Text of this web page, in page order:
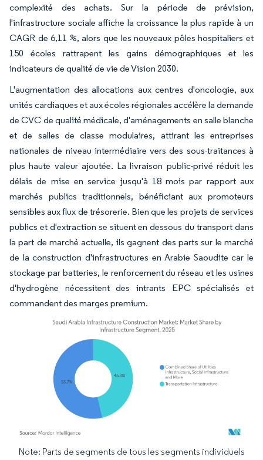
complexité des achats. Sur la période de prévision,
l'infrastructure sociale affiche la croissance la plus rapide à un
CAGR de 6,11 %, alors que les nouveaux pôles hospitaliers et
150 écoles rattrapent les gains démographiques et les
indicateurs de qualité de vie de Vision 2030.
L'augmentation des allocations aux centres d'oncologie, aux
unités cardiaques et aux écoles régionales accélère la demande
de CVC de qualité médicale, d'aménagements en salle blanche
et de salles de classe modulaires, attirant les entreprises
nationales de niveau intermédiaire vers des sous-traitances à
plus haute valeur ajoutée. La livraison public-privé réduit les
délais de mise en service jusqu'à 18 mois par rapport aux
marchés publics traditionnels, bénéficiant aux promoteurs
sensibles aux flux de trésorerie. Bien que les projets de services
publics et d'extraction se situent en dessous du transport dans
la part de marché actuelle, ils gagnent des parts sur le marché
de la construction d'infrastructures en Arabie Saoudite car le
stockage par batteries, le renforcement du réseau et les usines
d'hydrogène nécessitent des intrants EPC spécialisés et
commandent des marges premium.
Image © Mordor Intelligence. La réutilisation nécessite une attribution sous CC BY
Note: Parts de segments de tous les segments individuels